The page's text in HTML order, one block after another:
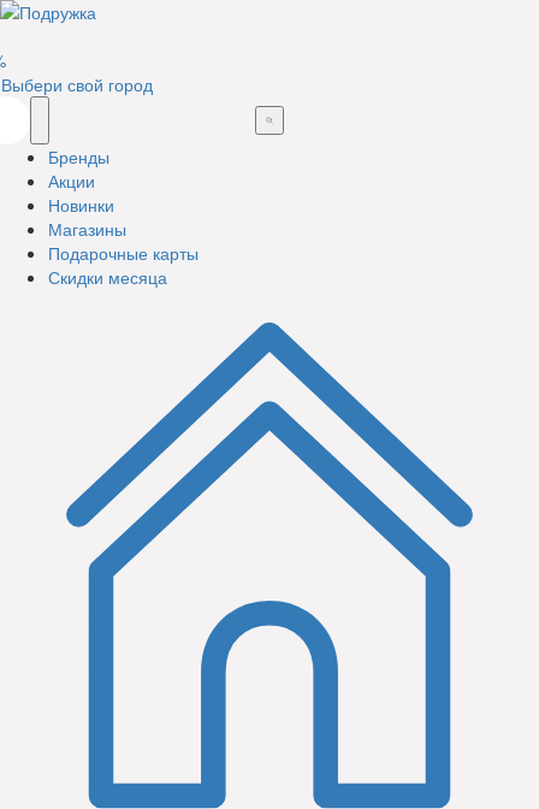
Выбери свой город
Бренды
Акции
Новинки
Магазины
Подарочные карты
Скидки месяца